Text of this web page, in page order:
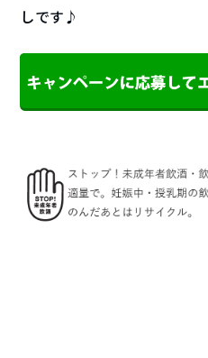
しです♪